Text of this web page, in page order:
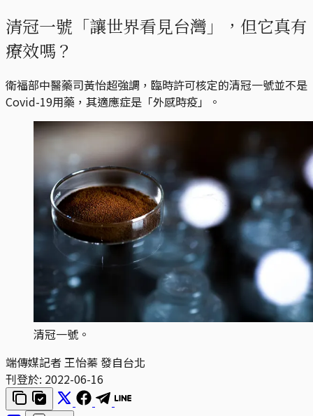
清冠一號「讓世界看見台灣」，但它真有
療效嗎？
衛福部中醫藥司黃怡超強調，臨時許可核定的清冠一號並不是
Covid-19用藥，其適應症是「外感時疫」。
清冠一號。
端傳媒記者 王怡蓁 發自台北
刊登於: 2022-06-16